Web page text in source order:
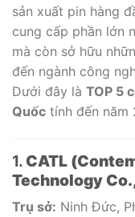
sản xuất pin hàng
cung cấp phần lớn
mà còn sở hữu
đến ngành công
Dưới đây là TOP 5
Quốc tính đến năm
1. CATL
Technology
Trụ sở: Ninh Đức,